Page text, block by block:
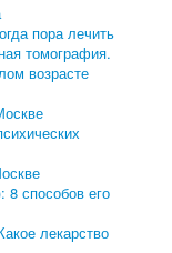
пора лечить
томография.
возрасте
8 способов его
лекарство